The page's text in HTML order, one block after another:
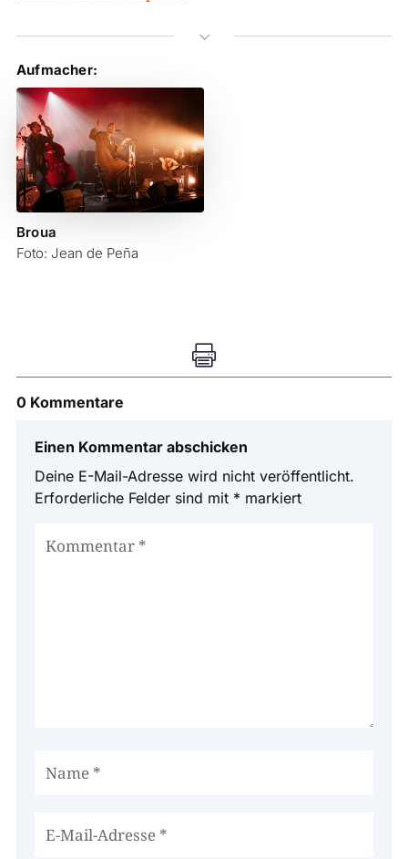
3
Aufmacher:
Broua
Foto: Jean de Peña

0 Kommentare
Einen Kommentar abschicken
Deine E-Mail-Adresse wird nicht veröffentlicht.
Erforderliche Felder sind mit * markiert